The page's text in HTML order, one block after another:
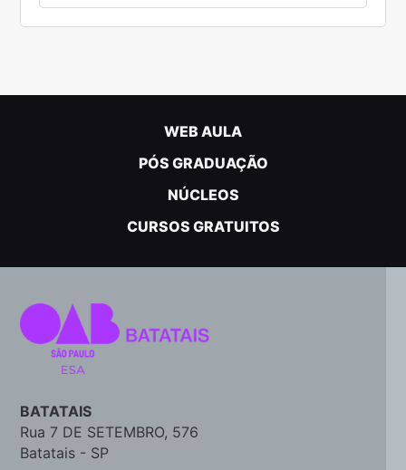
WEB AULA
PÓS GRADUAÇÃO
NÚCLEOS
CURSOS GRATUITOS
BATATAIS
Rua 7 DE SETEMBRO, 576
Batatais - SP